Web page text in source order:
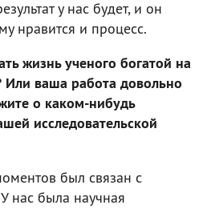
у нас будет, и он
нравится и процесс.
жизнь ученого богатой на
Или ваша работа довольно
о каком-нибудь
исследовательской
был связан с
нас была научная